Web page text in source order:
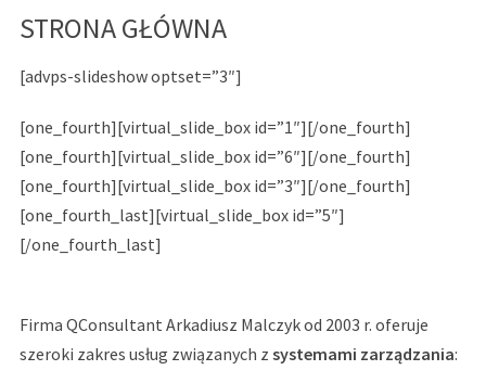
STRONA GŁÓWNA
[advps-slideshow optset=”3″]
[one_fourth][virtual_slide_box id=”1″][/one_fourth]
[one_fourth][virtual_slide_box id=”6″][/one_fourth]
[one_fourth][virtual_slide_box id=”3″][/one_fourth]
[one_fourth_last][virtual_slide_box id=”5″]
[/one_fourth_last]
Firma QConsultant Arkadiusz Malczyk od 2003 r. oferuje
szeroki zakres usług związanych z systemami zarządzania: